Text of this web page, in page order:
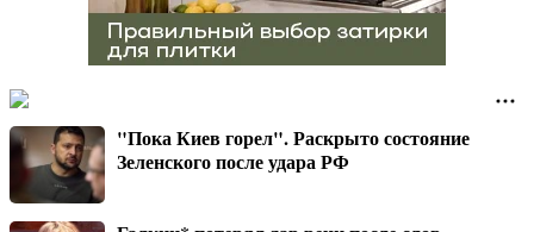
"Пока Киев горел". Раскрыто состояние
Зеленского после удара РФ